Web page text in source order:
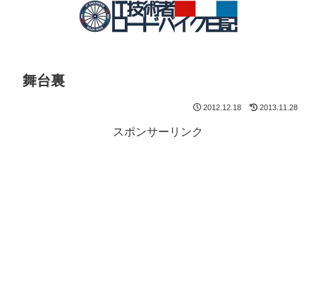
舞台裏
2012.12.18 2013.11.28
スポンサーリンク